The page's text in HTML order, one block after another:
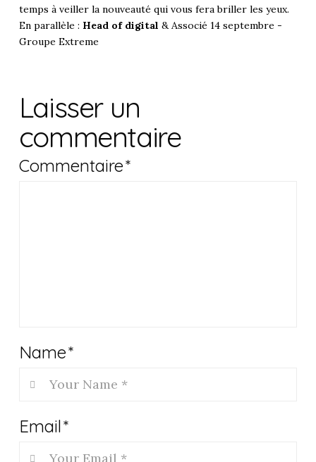
temps à veiller la nouveauté qui vous fera briller les yeux.
En parallèle : Head of digital & Associé 14 septembre -
Groupe Extreme
Laisser un
commentaire
Commentaire*
Name*
Email*